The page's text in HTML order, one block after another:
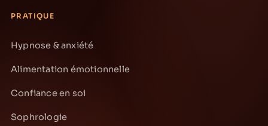
PRATIQUE
Hypnose & anxiété
Alimentation émotionnelle
Confiance en soi
Sophrologie